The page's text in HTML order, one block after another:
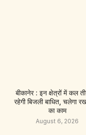
बीकानेर : इन क्षेत्रों में कल
रहेगी बिजली बाधित, चलेगा
का काम
August 6, 2026